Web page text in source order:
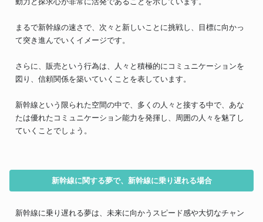
まるで新幹線の速さで、次々と新しいことに挑戦し、目標に向かっ
て突き進んでいくイメージです。
さらに、販売という行為は、人々と積極的にコミュニケーションを
図り、信頼関係を築いていくことを表しています。
新幹線という限られた空間の中で、多くの人々と接する中で、あな
たは優れたコミュニケーション能力を発揮し、周囲の人々を魅了し
ていくことでしょう。
新幹線に関する夢で、新幹線に乗り遅れる場合
新幹線に乗り遅れる夢は、未来に向かうスピード感や大切なチャン